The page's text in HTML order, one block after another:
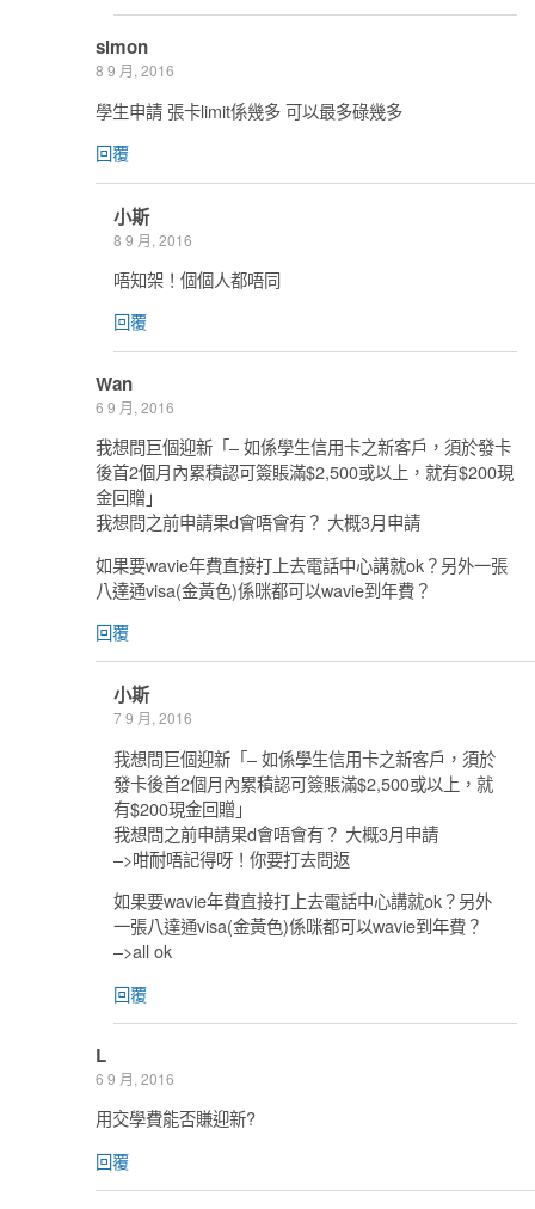
simon
8 9 月, 2016
學生申請 張卡limit係幾多 可以最多碌幾多
回覆
小斯
8 9 月, 2016
唔知架！個個人都唔同
回覆
Wan
6 9 月, 2016
我想問巨個迎新「– 如係學生信用卡之新客戶，須於發卡
後首2個月內累積認可簽賬滿$2,500或以上，就有$200現
金回贈」
我想問之前申請果d會唔會有？ 大概3月申請
如果要wavie年費直接打上去電話中心講就ok？另外一張
八達通visa(金黃色)係咪都可以wavie到年費？
回覆
小斯
7 9 月, 2016
我想問巨個迎新「– 如係學生信用卡之新客戶，須於
發卡後首2個月內累積認可簽賬滿$2,500或以上，就
有$200現金回贈」
我想問之前申請果d會唔會有？ 大概3月申請
–>咁耐唔記得呀！你要打去問返
如果要wavie年費直接打上去電話中心講就ok？另外
一張八達通visa(金黃色)係咪都可以wavie到年費？
–>all ok
回覆
L
6 9 月, 2016
用交學費能否賺迎新?
回覆